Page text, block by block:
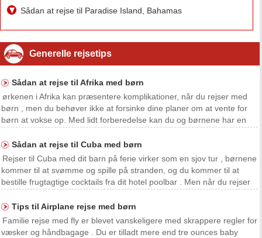
Sådan at rejse til Paradise Island, Bahamas
Generelle rejsetips
Sådan at rejse til Afrika med børn
ørkenen i Afrika kan præsentere komplikationer, når du rejser med
børn , men du behøver ikke at forsinke dine planer om at vente for
børn at vokse op. Med lidt forberedelse kan du og børnene har en
kulturer , se dyreliv og måske dyrk
Sådan at rejse til Cuba med børn
Rejser til Cuba med dit barn på ferie virker som en sjov tur , børnene
kommer til at svømme og spille på stranden, og du kommer til at
bestille frugtagtige cocktails fra dit hotel poolbar . Men når du rejser
dokumentation skal indhentes .
Tips til Airplane rejse med børn
Familie rejse med fly er blevet vanskeligere med skrappere regler for
væsker og håndbagage . Du er tilladt mere end tre ounces baby